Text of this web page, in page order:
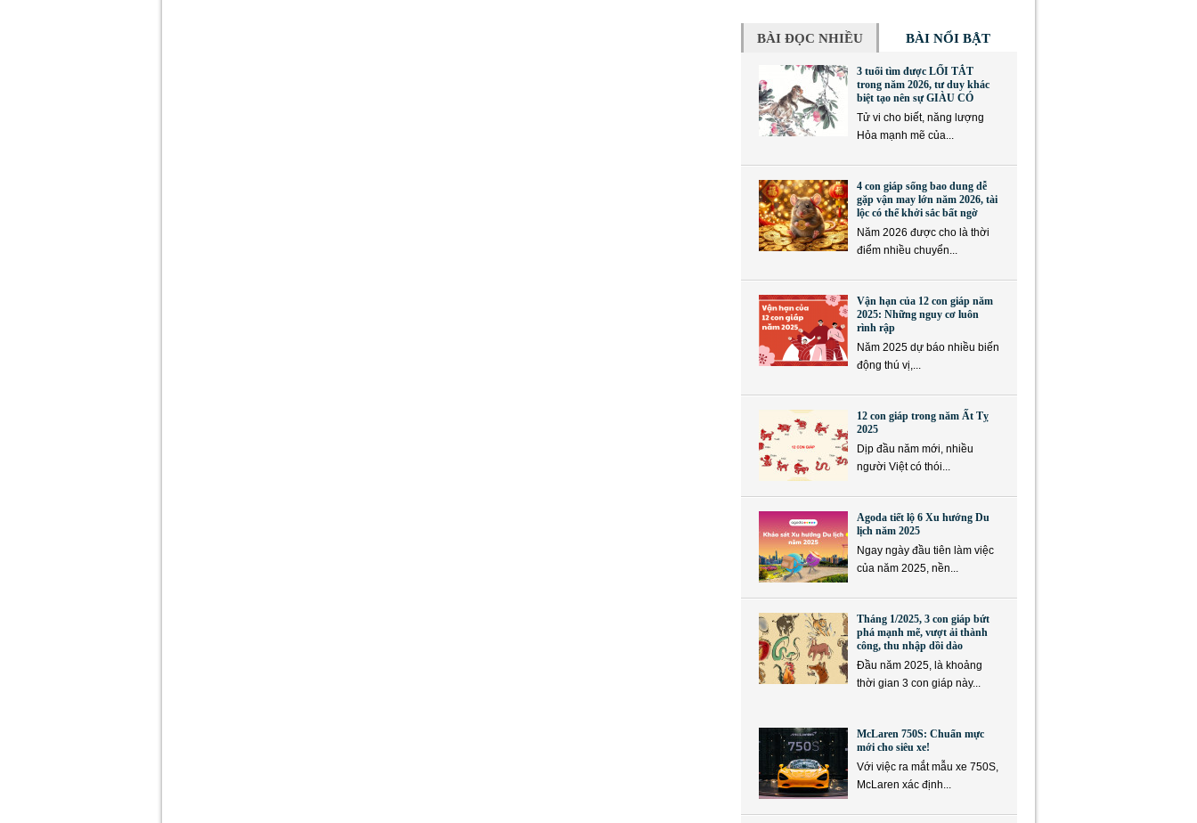
BÀI ĐỌC NHIỀU BÀI NỔI BẬT
3 tuổi tìm được LỐI TẮT
trong năm 2026, tư duy khác
biệt tạo nên sự GIÀU CÓ
Tử vi cho biết, năng lượng
Hỏa mạnh mẽ của...
4 con giáp sống bao dung dễ
gặp vận may lớn năm 2026, tài
lộc có thể khởi sắc bất ngờ
Năm 2026 được cho là thời
điểm nhiều chuyển...
Vận hạn của 12 con giáp năm
2025: Những nguy cơ luôn
rình rập
Năm 2025 dự báo nhiều biến
động thú vị,...
12 con giáp trong năm Ất Tỵ
2025
Dịp đầu năm mới, nhiều
người Việt có thói...
Agoda tiết lộ 6 Xu hướng Du
lịch năm 2025
Ngay ngày đầu tiên làm việc
của năm 2025, nền...
Tháng 1/2025, 3 con giáp bứt
phá mạnh mẽ, vượt ải thành
công, thu nhập dồi dào
Đầu năm 2025, là khoảng
thời gian 3 con giáp này...
McLaren 750S: Chuẩn mực
mới cho siêu xe!
Với việc ra mắt mẫu xe 750S,
McLaren xác định...